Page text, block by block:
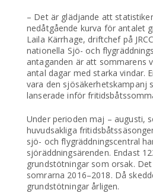
– Det är glädjande att
nedåtgående kurva för antalet
Laila Kärrhage, driftchef på
nationella Sjö- och
antaganden är att sommarens
antal dagar med starka vindar.
vara den sjösäkerhetskampanj
lanserade inför
Under perioden maj – augusti,
huvudsakliga
sjö- och flygräddningscentral
sjöräddningsärenden. Endast
grundstötningar som orsak.
somrarna 2016–2018. Då
grundstötningar årligen.